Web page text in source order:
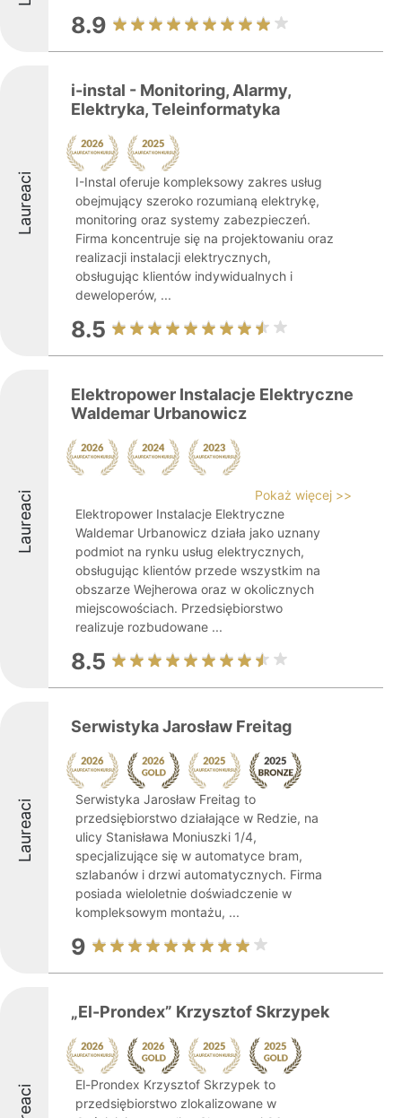
8.9
Laureaci
i-instal - Monitoring, Alarmy,
Elektryka, Teleinformatyka
I-Instal oferuje kompleksowy zakres usług
obejmujący szeroko rozumianą elektrykę,
monitoring oraz systemy zabezpieczeń.
Firma koncentruje się na projektowaniu oraz
realizacji instalacji elektrycznych,
obsługując klientów indywidualnych i
deweloperów, ...
8.5
Laureaci
Elektropower Instalacje Elektryczne
Waldemar Urbanowicz
Pokaż więcej >>
Elektropower Instalacje Elektryczne
Waldemar Urbanowicz działa jako uznany
podmiot na rynku usług elektrycznych,
obsługując klientów przede wszystkim na
obszarze Wejherowa oraz w okolicznych
miejscowościach. Przedsiębiorstwo
realizuje rozbudowane ...
8.5
Laureaci
Serwistyka Jarosław Freitag
Serwistyka Jarosław Freitag to
przedsiębiorstwo działające w Redzie, na
ulicy Stanisława Moniuszki 1/4,
specjalizujące się w automatyce bram,
szlabanów i drzwi automatycznych. Firma
posiada wieloletnie doświadczenie w
kompleksowym montażu, ...
9
„El-Prondex” Krzysztof Skrzypek
El-Prondex Krzysztof Skrzypek to
przedsiębiorstwo zlokalizowane w